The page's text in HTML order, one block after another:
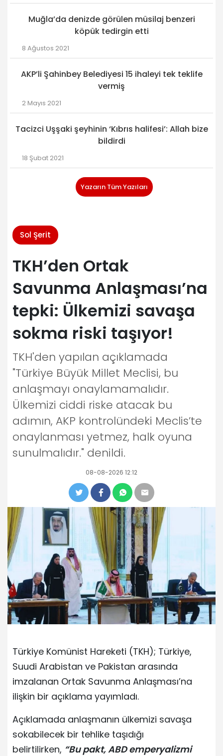
Muğla’da denizde görülen müsilaj benzeri
köpük tedirgin etti
8 Ağustos 2021
AKP’li Şahinbey Belediyesi 15 ihaleyi tek teklife
vermiş
2 Mayıs 2021
Tacizci Uşşaki şeyhinin ‘Kıbrıs halifesi’: Allah bize
bildirdi
18 Şubat 2021
Yazarın Tüm Yazıları
Sol Şerit
TKH’den Ortak
Savunma Anlaşması’na
tepki: Ülkemizi savaşa
sokma riski taşıyor!
TKH'den yapılan açıklamada
"Türkiye Büyük Millet Meclisi, bu
anlaşmayı onaylamamalıdır.
Ülkemizi ciddi riske atacak bu
adımın, AKP kontrolündeki Meclis’te
onaylanması yetmez, halk oyuna
sunulmalıdır." denildi.
08-08-2026 12:12
Türkiye Komünist Hareketi (TKH); Türkiye,
Suudi Arabistan ve Pakistan arasında
imzalanan Ortak Savunma Anlaşması’na
ilişkin bir açıklama yayımladı.
Açıklamada anlaşmanın ülkemizi savaşa
sokabilecek bir tehlike taşıdığı
belirtilirken, “Bu pakt, ABD emperyalizmi